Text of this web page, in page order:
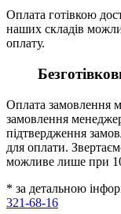
Оплата готівкою
наших складів
оплату.
Оплата замовлення
замовлення
підтвердження
для оплати.
можливе лише при
* за детальною
321-68-16